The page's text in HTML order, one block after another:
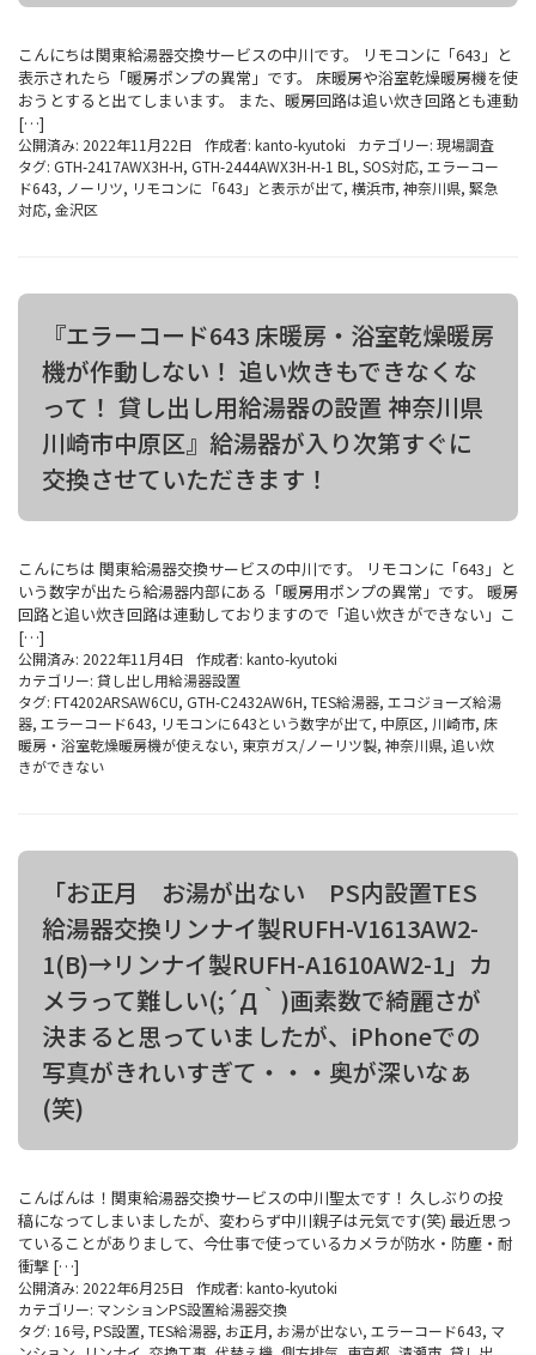
こんにちは関東給湯器交換サービスの中川です。 リモコンに「643」と
表示されたら「暖房ポンプの異常」です。 床暖房や浴室乾燥暖房機を使
おうとすると出てしまいます。 また、暖房回路は追い炊き回路とも連動
[…]
公開済み: 2022年11月22日 作成者: kanto-kyutoki カテゴリー: 現場調査
タグ: GTH-2417AWX3H-H, GTH-2444AWX3H-H-1 BL , SOS対応, エラーコー
ド643, ノーリツ, リモコンに「643」と表示が出て, 横浜市, 神奈川県, 緊急
対応, 金沢区
『エラーコード643 床暖房・浴室乾燥暖房
機が作動しない！ 追い炊きもできなくな
って！ 貸し出し用給湯器の設置 神奈川県
川崎市中原区』給湯器が入り次第すぐに
交換させていただきます！
こんにちは 関東給湯器交換サービスの中川です。 リモコンに「643」と
いう数字が出たら給湯器内部にある「暖房用ポンプの異常」です。 暖房
回路と追い炊き回路は連動しておりますので「追い炊きができない」こ
[…]
公開済み: 2022年11月4日 作成者: kanto-kyutoki
カテゴリー: 貸し出し用給湯器設置
タグ: FT4202ARSAW6CU, GTH-C2432AW6H, TES給湯器, エコジョーズ給湯
器, エラーコード643, リモコンに643という数字が出て, 中原区, 川崎市, 床
暖房・浴室乾燥暖房機が使えない, 東京ガス/ノーリツ製, 神奈川県, 追い炊
きができない
「お正月 お湯が出ない PS内設置TES
給湯器交換リンナイ製RUFH-V1613AW2-
1(B)→リンナイ製RUFH-A1610AW2-1」カ
メラって難しい(;´Д｀)画素数で綺麗さが
決まると思っていましたが、iPhoneでの
写真がきれいすぎて・・・奥が深いなぁ
(笑)
こんばんは！関東給湯器交換サービスの中川聖太です！ 久しぶりの投
稿になってしまいましたが、変わらず中川親子は元気です(笑) 最近思っ
ていることがありまして、今仕事で使っているカメラが防水・防塵・耐
衝撃 […]
公開済み: 2022年6月25日 作成者: kanto-kyutoki
カテゴリー: マンションPS設置給湯器交換
タグ: 16号, PS設置, TES給湯器, お正月, お湯が出ない, エラーコード643, マ